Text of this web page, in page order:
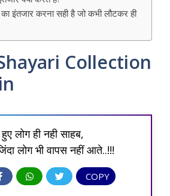
इंतजार करना सही है जो कभी लौटकर ही
Collection
लोग ही नही साहब,
लोग भी वापस नहीं आते..!!!
COPY